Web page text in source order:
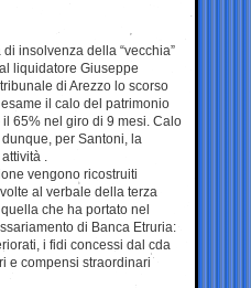
di insolvenza della “vecchia”
liquidatore Giuseppe
di Arezzo lo scorso
il calo del patrimonio
il 65% nel giro di 9 mesi. Calo
per Santoni, la
.
vengono ricostruiti
al verbale della terza
che ha portato nel
di Banca Etruria:
i fidi concessi dal cda
e compensi straordinari